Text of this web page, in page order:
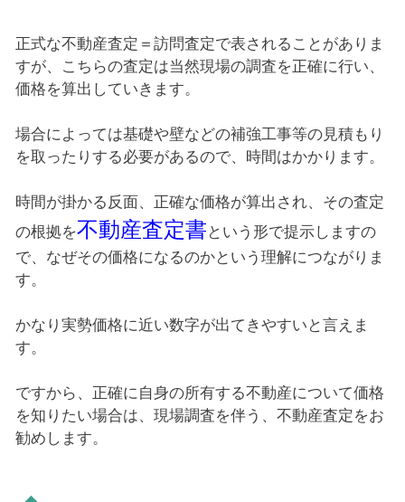
正式な不動産査定＝訪問査定で表されることがありま
すが、こちらの査定は当然現場の調査を正確に行い、
価格を算出していきます。
場合によっては基礎や壁などの補強工事等の見積もり
を取ったりする必要があるので、時間はかかります。
時間が掛かる反面、正確な価格が算出され、その査定
の根拠を不動産査定書 という形で提示しますの
で、なぜその価格になるのかという理解につながりま
す。
かなり実勢価格に近い数字が出てきやすいと言えま
す。
ですから、正確に自身の所有する不動産について価格
を知りたい場合は、現場調査を伴う、不動産査定をお
勧めします。